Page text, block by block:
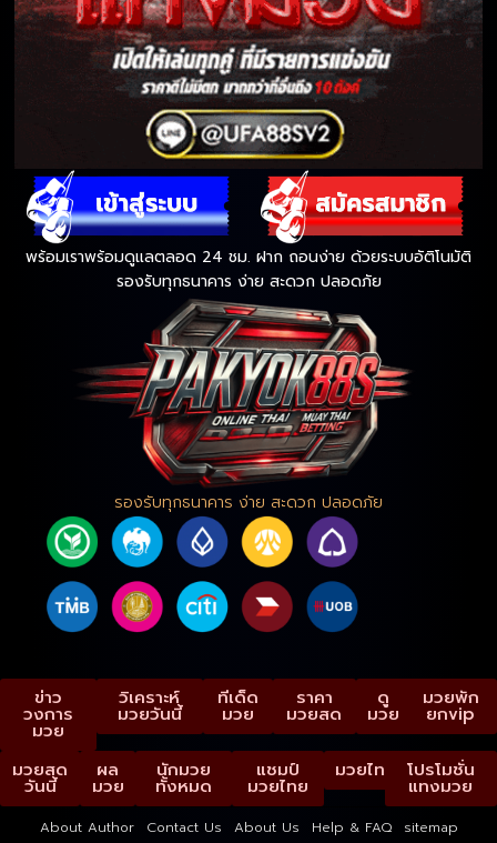
พร้อมเราพร้อมดูแลตลอด 24 ชม. ฝาก ถอนง่าย ด้วยระบบอัติโนมัติ
รองรับทุกธนาคาร ง่าย สะดวก ปลอดภัย
รองรับทุกธนาคาร ง่าย สะดวก ปลอดภัย
ข่าว
วงการ
มวย
วิเคราะห์
มวยวันนี้
ทีเด็ด
มวย
ราคา
มวยสด
ดู
มวย
มวยพัก
ยกvip
มวยสด
วันนี้
ผล
มวย
นักมวย
ทั้งหมด
แชมป์
มวยไทย
มวยไทย โปรโมชั่น
แทงมวย
About Author Contact Us About Us Help & FAQ sitemap